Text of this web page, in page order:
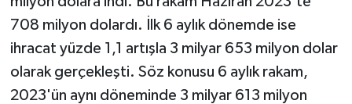
708 milyon dolardı. İlk 6 aylık dönemde ise
ihracat yüzde 1,1 artışla 3 milyar 653 milyon dolar
olarak gerçekleşti. Söz konusu 6 aylık rakam,
2023'ün aynı döneminde 3 milyar 613 milyon